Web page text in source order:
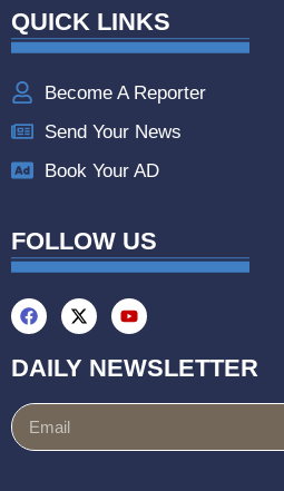
QUICK LINKS
Become A Reporter
Send Your News
Book Your AD
FOLLOW US
DAILY NEWSLETTER